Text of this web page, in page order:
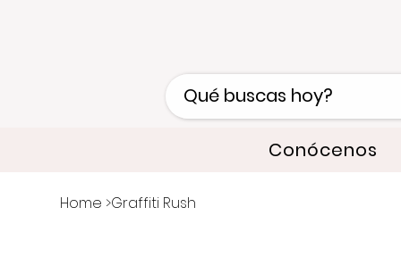
Conócenos
Home >Graffiti Rush